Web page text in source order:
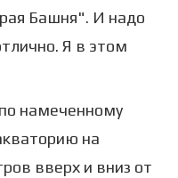
Башня". И надо
Я в этом
намеченному
на
вверх и вниз от